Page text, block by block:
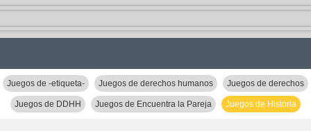
Juegos de -etiqueta- Juegos de derechos humanos Juegos de derechos
Juegos de DDHH Juegos de Encuentra la Pareja Juegos de Historia